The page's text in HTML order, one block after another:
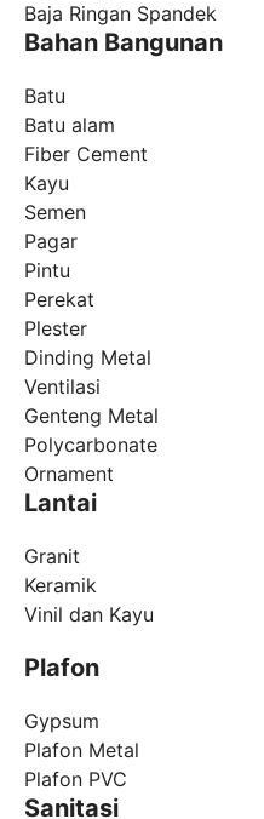
Baja Ringan Spandek
Bahan Bangunan
Batu
Batu alam
Fiber Cement
Kayu
Semen
Pagar
Pintu
Perekat
Plester
Dinding Metal
Ventilasi
Genteng Metal
Polycarbonate
Ornament
Lantai
Granit
Keramik
Vinil dan Kayu
Plafon
Gypsum
Plafon Metal
Plafon PVC
Sanitasi